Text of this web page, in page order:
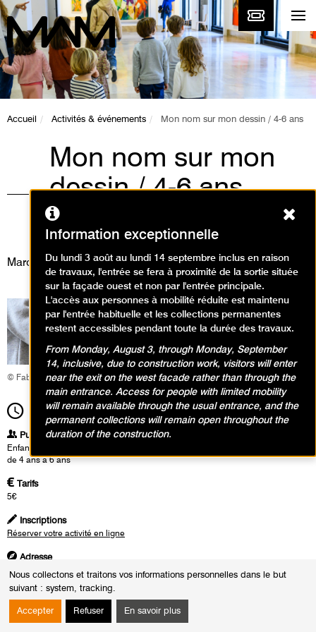
Nous collectons et traitons vos informations personnelles dans le but
suivant : system, tracking.
Accepter Refuser En savoir plus
Accueil Activités & événements Mon nom sur mon dessin / 4-6 ans
Mon nom sur mon
dessin / 4-6 ans
Ateliers, Animations / Atelier arts
plastiques
Mardi 25 août 2026
© Fabrice Gaboriau
11h00 Durée1h30
Publics
Enfants / Ados
de 4 ans à 6 ans
Tarifs
5€
Inscriptions
Réserver votre activité en ligne
Adresse
Rendez-vous dans le hall d'accueil du musée
Heures
Du :
Mercredi 8 avril 2026
Information exceptionnelle
Du lundi 3 août au lundi 14 septembre inclus en raison
de travaux, l'entrée se fera à proximité de la sortie située
sur la façade ouest et non par l'entrée principale.
L'accès aux personnes à mobilité réduite est maintenu
par l'entrée habituelle et les collections permanentes
restent accessibles pendant toute la durée des travaux.
From Monday, August 3, through Monday, September
14, inclusive, due to construction work, visitors will enter
near the exit on the west facade rather than through the
main entrance. Access for people with limited mobility
will remain available through the usual entrance, and the
permanent collections will remain open throughout the
duration of the construction.